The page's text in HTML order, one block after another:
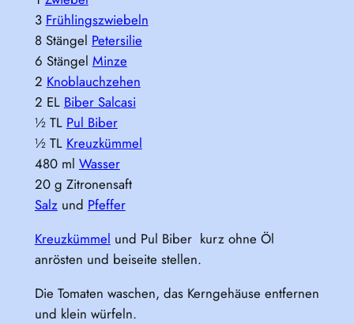
3 Frühlingszwiebeln
8 Stängel Petersilie
6 Stängel Minze
2 Knoblauchzehen
2 EL Biber Salcasi
½ TL Pul Biber
½ TL Kreuzkümmel
480 ml Wasser
20 g Zitronensaft
Salzund Pfeffer
Kreuzkümmel und Pul Biber kurz ohne Öl
anrösten und beiseite stellen.
Die Tomaten waschen, das Kerngehäuse entfernen
und klein würfeln.